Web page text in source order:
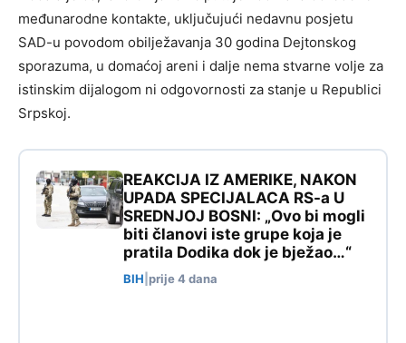
međunarodne kontakte, uključujući nedavnu posjetu
SAD-u povodom obilježavanja 30 godina Dejtonskog
sporazuma, u domaćoj areni i dalje nema stvarne volje za
istinskim dijalogom ni odgovornosti za stanje u Republici
Srpskoj.
REAKCIJA IZ AMERIKE, NAKON
UPADA SPECIJALACA RS-a U
SREDNJOJ BOSNI: „Ovo bi mogli
biti članovi iste grupe koja je
pratila Dodika dok je bježao…“
BIH prije 4 dana